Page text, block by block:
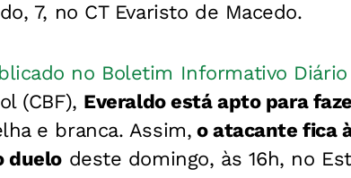
7, no CT Evaristo de Macedo.
no Boletim Informativo Diário
(CBF), Everaldo está apto para
e branca. Assim, o atacante fica
duelo deste domingo, às 16h, no